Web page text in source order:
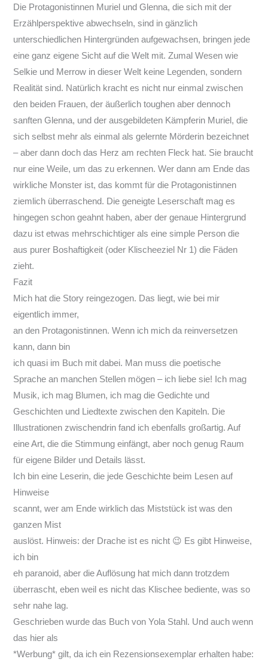
Die Protagonistinnen Muriel und Glenna, die sich mit der
Erzählperspektive abwechseln, sind in gänzlich
unterschiedlichen Hintergründen aufgewachsen, bringen jede
eine ganz eigene Sicht auf die Welt mit. Zumal Wesen wie
Selkie und Merrow in dieser Welt keine Legenden, sondern
Realität sind. Natürlich kracht es nicht nur einmal zwischen
den beiden Frauen, der äußerlich toughen aber dennoch
sanften Glenna, und der ausgebildeten Kämpferin Muriel, die
sich selbst mehr als einmal als gelernte Mörderin bezeichnet
– aber dann doch das Herz am rechten Fleck hat. Sie braucht
nur eine Weile, um das zu erkennen. Wer dann am Ende das
wirkliche Monster ist, das kommt für die Protagonistinnen
ziemlich überraschend. Die geneigte Leserschaft mag es
hingegen schon geahnt haben, aber der genaue Hintergrund
dazu ist etwas mehrschichtiger als eine simple Person die
aus purer Boshaftigkeit (oder Klischeeziel Nr 1) die Fäden
zieht.
Fazit
Mich hat die Story reingezogen. Das liegt, wie bei mir
eigentlich immer,
an den Protagonistinnen. Wenn ich mich da reinversetzen
kann, dann bin
ich quasi im Buch mit dabei. Man muss die poetische
Sprache an manchen Stellen mögen – ich liebe sie! Ich mag
Musik, ich mag Blumen, ich mag die Gedichte und
Geschichten und Liedtexte zwischen den Kapiteln. Die
Illustrationen zwischendrin fand ich ebenfalls großartig. Auf
eine Art, die die Stimmung einfängt, aber noch genug Raum
für eigene Bilder und Details lässt.
Ich bin eine Leserin, die jede Geschichte beim Lesen auf
Hinweise
scannt, wer am Ende wirklich das Miststück ist was den
ganzen Mist
auslöst. Hinweis: der Drache ist es nicht 😉 Es gibt Hinweise,
ich bin
eh paranoid, aber die Auflösung hat mich dann trotzdem
überrascht, eben weil es nicht das Klischee bediente, was so
sehr nahe lag.
Geschrieben wurde das Buch von Yola Stahl. Und auch wenn
das hier als
*Werbung* gilt, da ich ein Rezensionsexemplar erhalten habe: